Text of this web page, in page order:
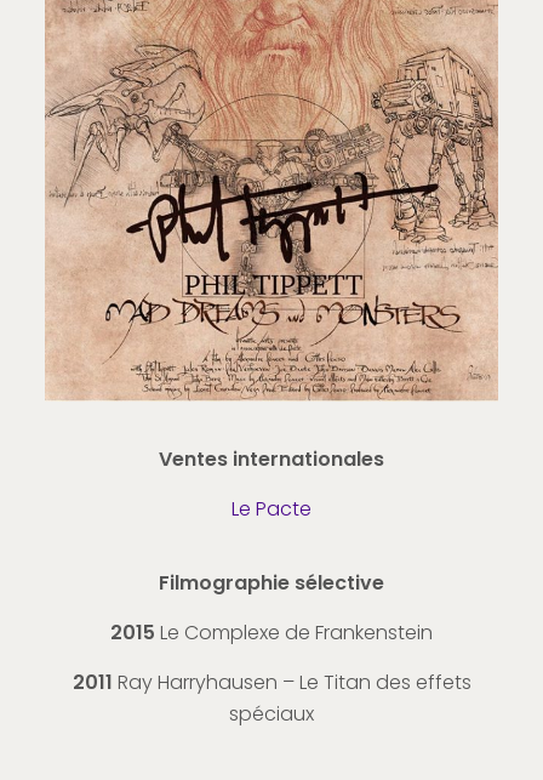
Ventes internationales
Le Pacte
Filmographie sélective
2015 Le Complexe de Frankenstein
2011 Ray Harryhausen – Le Titan des effets
spéciaux